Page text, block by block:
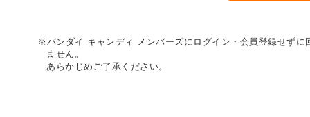
※バンダイ キャンディ メンバーズにログイン・会員登録せず
ません。
あらかじめご了承ください。